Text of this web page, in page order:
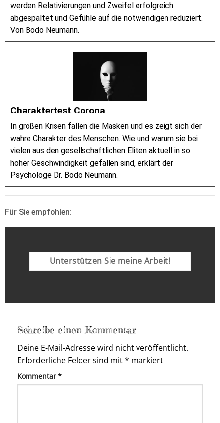
werden Relativierungen und Zweifel erfolgreich
abgespaltet und Gefühle auf die notwendigen reduziert.
Von Bodo Neumann.
Charaktertest Corona
In großen Krisen fallen die Masken und es zeigt sich der
wahre Charakter des Menschen. Wie und warum sie bei
vielen aus den gesellschaftlichen Eliten aktuell in so
hoher Geschwindigkeit gefallen sind, erklärt der
Psychologe Dr. Bodo Neumann.
Für Sie empfohlen:
Unterstützen Sie meine Arbeit!
Schreibe einen Kommentar
Deine E-Mail-Adresse wird nicht veröffentlicht.
Erforderliche Felder sind mit* markiert
Kommentar *